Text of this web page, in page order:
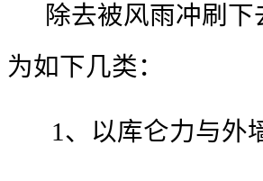
除去被风雨冲刷下
为如下几类：
1、以库仑力与外